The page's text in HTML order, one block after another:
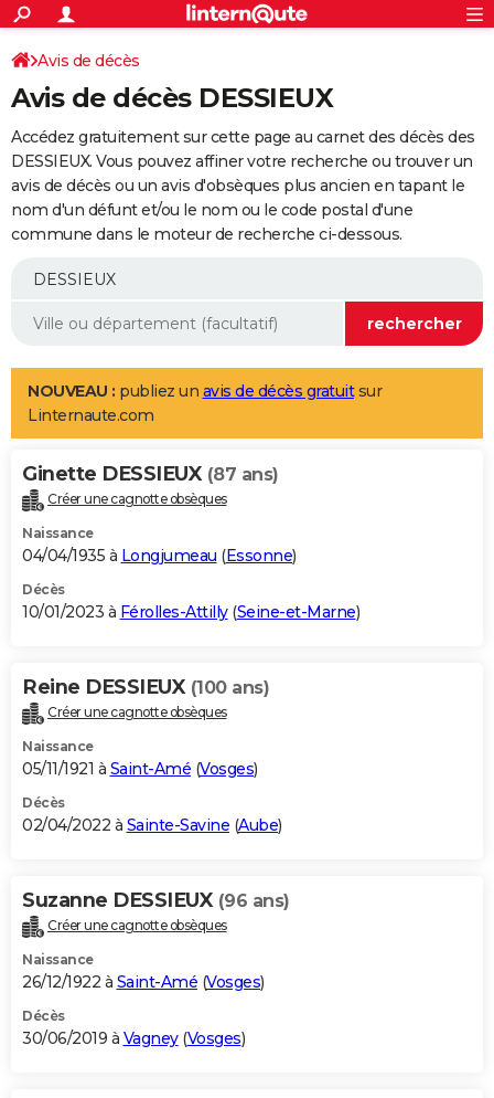
ACTUALITÉS
Politique
Société
Faits Divers
Education
Monde
Villes
+
SPORT
Coupe du monde 2026
Football
Tennis
Cyclisme
Rugby
Forum
Programme TV
TNT
Streaming
Cinéma
Sorties cinéma
Musique
+
FINANCE
Retraite
Epargne
Immobilier
Risques naturels par ville
Banque
Assurance
AUTO
Essais
Réserver un essai
Citadines
Berlines
SUV
Forum auto
+
Mobiles
Meilleur smartphone
Internet
Ordinateurs
Jeux vidéo
Guide high-tech
Aménagement intérieur
LIFESTYLE
Art de vivre
Bien-être
Loisirs
Mode
Modes de vie
Alimentation
Guide de la santé
Maladies
Médicaments
Sommeil
VOYAGE
Destinations
City break
Voyage nature
Voyage de noces
Forum
Climat
+PHOTO
GUIDES D'ACHAT
BONS PLANS
Carte de Noël
Carte Bonne année
Carte Saint-Valentin
Carte Pâques
Carte d'anniversaire
DICTIONNAIRE
Dictionnaire
Biographies
Citations
Expressions
Proverbes
PROGRAMME TV
S'inscrire
Se connecter
Lycées
Collèges
Primaires
Universités
Entreprises
Service militaire
Avis de recherche
AVIS DE DÉCÈS
Bricolage
Lifestyle
Culture
Sport
Auto
Television
Voyage
Cinema
Avis de décès
Avis de décès DESSIEUX
Accédez gratuitement sur cette page au carnet des décès des
DESSIEUX. Vous pouvez affiner votre recherche ou trouver un
avis de décès ou un avis d'obsèques plus ancien en tapant le
nom d'un défunt et/ou le nom ou le code postal d'une
commune dans le moteur de recherche ci-dessous.
NOUVEAU : publiez un avis de décès gratuitsur
Linternaute.com
Ginette DESSIEUX (87 ans)
Créer une cagnotte obsèques
Naissance
04/04/1935 à Longjumeau (Essonne)
Décès
10/01/2023 à Férolles-Attilly(Seine-et-Marne)
Reine DESSIEUX (100 ans)
Créer une cagnotte obsèques
Naissance
05/11/1921 à Saint-Amé (Vosges)
Décès
02/04/2022 à Sainte-Savine (Aube)
Suzanne DESSIEUX (96 ans)
Créer une cagnotte obsèques
Naissance
26/12/1922 à Saint-Amé (Vosges)
Décès
30/06/2019 à Vagney(Vosges)